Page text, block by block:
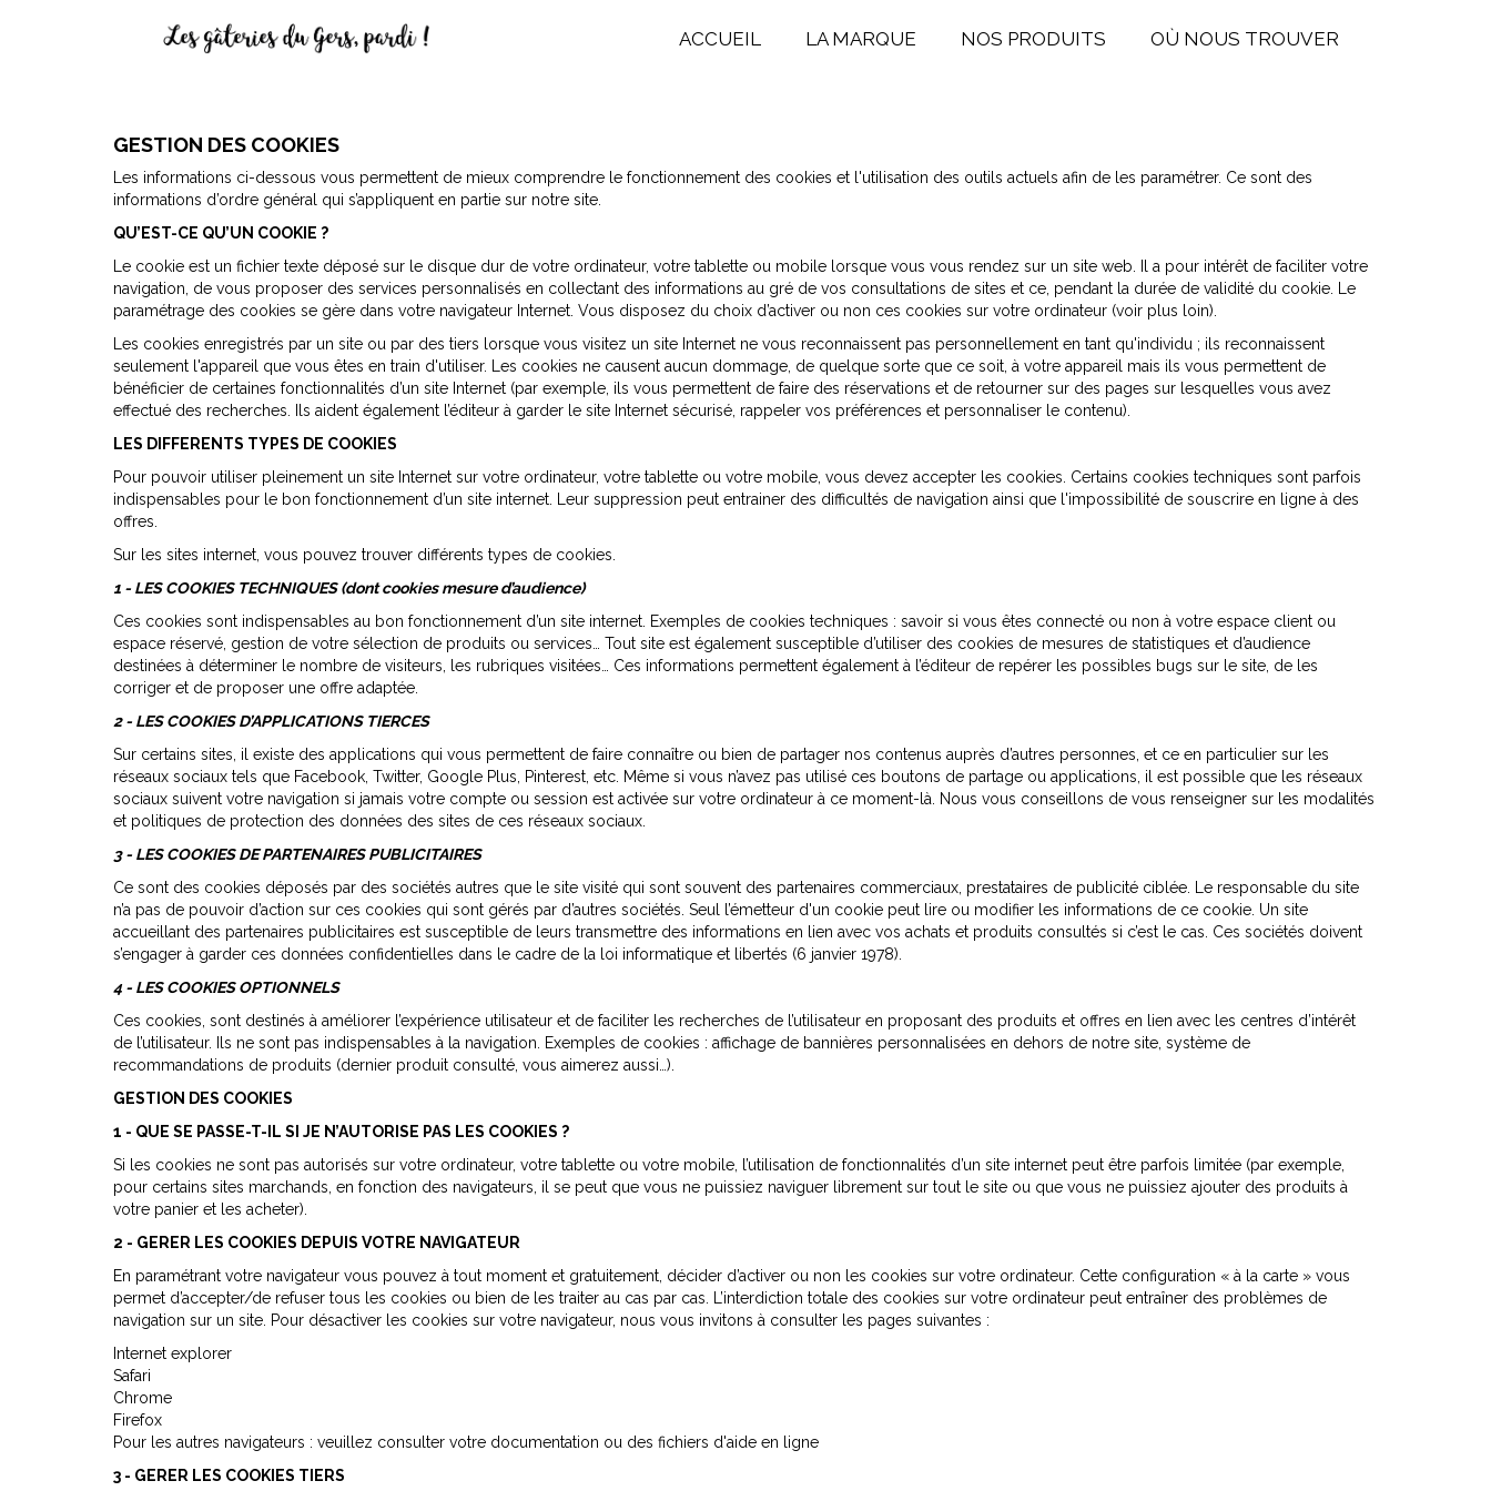
ACCUEIL LA MARQUE NOS PRODUITS OÙ NOUS TROUVER
GESTION DES COOKIES
Les informations ci-dessous vous permettent de mieux comprendre le fonctionnement des cookies et l'utilisation des outils actuels afin de les paramétrer. Ce sont des
informations d’ordre général qui s’appliquent en partie sur notre site.
QU’EST-CE QU’UN COOKIE ?
Le cookie est un fichier texte déposé sur le disque dur de votre ordinateur, votre tablette ou mobile lorsque vous vous rendez sur un site web. Il a pour intérêt de faciliter votre
navigation, de vous proposer des services personnalisés en collectant des informations au gré de vos consultations de sites et ce, pendant la durée de validité du cookie. Le
paramétrage des cookies se gère dans votre navigateur Internet. Vous disposez du choix d’activer ou non ces cookies sur votre ordinateur (voir plus loin).
Les cookies enregistrés par un site ou par des tiers lorsque vous visitez un site Internet ne vous reconnaissent pas personnellement en tant qu'individu ; ils reconnaissent
seulement l'appareil que vous êtes en train d'utiliser. Les cookies ne causent aucun dommage, de quelque sorte que ce soit, à votre appareil mais ils vous permettent de
bénéficier de certaines fonctionnalités d’un site Internet (par exemple, ils vous permettent de faire des réservations et de retourner sur des pages sur lesquelles vous avez
effectué des recherches. Ils aident également l’éditeur à garder le site Internet sécurisé, rappeler vos préférences et personnaliser le contenu).
LES DIFFERENTS TYPES DE COOKIES
Pour pouvoir utiliser pleinement un site Internet sur votre ordinateur, votre tablette ou votre mobile, vous devez accepter les cookies. Certains cookies techniques sont parfois
indispensables pour le bon fonctionnement d’un site internet. Leur suppression peut entrainer des difficultés de navigation ainsi que l'impossibilité de souscrire en ligne à des
offres.
Sur les sites internet, vous pouvez trouver différents types de cookies.
1 - LES COOKIES TECHNIQUES (dont cookies mesure d’audience)
Ces cookies sont indispensables au bon fonctionnement d’un site internet. Exemples de cookies techniques : savoir si vous êtes connecté ou non à votre espace client ou
espace réservé, gestion de votre sélection de produits ou services… Tout site est également susceptible d’utiliser des cookies de mesures de statistiques et d’audience
destinées à déterminer le nombre de visiteurs, les rubriques visitées… Ces informations permettent également à l’éditeur de repérer les possibles bugs sur le site, de les
corriger et de proposer une offre adaptée.
2 - LES COOKIES D’APPLICATIONS TIERCES
Sur certains sites, il existe des applications qui vous permettent de faire connaître ou bien de partager nos contenus auprès d’autres personnes, et ce en particulier sur les
réseaux sociaux tels que Facebook, Twitter, Google Plus, Pinterest, etc. Même si vous n’avez pas utilisé ces boutons de partage ou applications, il est possible que les réseaux
sociaux suivent votre navigation si jamais votre compte ou session est activée sur votre ordinateur à ce moment-là. Nous vous conseillons de vous renseigner sur les modalités
et politiques de protection des données des sites de ces réseaux sociaux.
3 - LES COOKIES DE PARTENAIRES PUBLICITAIRES
Ce sont des cookies déposés par des sociétés autres que le site visité qui sont souvent des partenaires commerciaux, prestataires de publicité ciblée. Le responsable du site
n’a pas de pouvoir d’action sur ces cookies qui sont gérés par d’autres sociétés. Seul l’émetteur d'un cookie peut lire ou modifier les informations de ce cookie. Un site
accueillant des partenaires publicitaires est susceptible de leurs transmettre des informations en lien avec vos achats et produits consultés si c’est le cas. Ces sociétés doivent
s’engager à garder ces données confidentielles dans le cadre de la loi informatique et libertés (6 janvier 1978).
4 - LES COOKIES OPTIONNELS
Ces cookies, sont destinés à améliorer l’expérience utilisateur et de faciliter les recherches de l’utilisateur en proposant des produits et offres en lien avec les centres d’intérêt
de l’utilisateur. Ils ne sont pas indispensables à la navigation. Exemples de cookies : affichage de bannières personnalisées en dehors de notre site, système de
recommandations de produits (dernier produit consulté, vous aimerez aussi…).
GESTION DES COOKIES
1 - QUE SE PASSE-T-IL SI JE N’AUTORISE PAS LES COOKIES ?
Si les cookies ne sont pas autorisés sur votre ordinateur, votre tablette ou votre mobile, l’utilisation de fonctionnalités d’un site internet peut être parfois limitée (par exemple,
pour certains sites marchands, en fonction des navigateurs, il se peut que vous ne puissiez naviguer librement sur tout le site ou que vous ne puissiez ajouter des produits à
votre panier et les acheter).
2 - GERER LES COOKIES DEPUIS VOTRE NAVIGATEUR
En paramétrant votre navigateur vous pouvez à tout moment et gratuitement, décider d’activer ou non les cookies sur votre ordinateur. Cette configuration « à la carte » vous
permet d’accepter/de refuser tous les cookies ou bien de les traiter au cas par cas. L’interdiction totale des cookies sur votre ordinateur peut entraîner des problèmes de
navigation sur un site. Pour désactiver les cookies sur votre navigateur, nous vous invitons à consulter les pages suivantes :
Internet explorer
Safari
Chrome
Firefox
Pour les autres navigateurs : veuillez consulter votre documentation ou des fichiers d'aide en ligne
3 - GERER LES COOKIES TIERS